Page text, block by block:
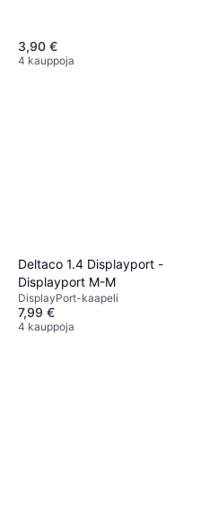
3,90 €
4 kauppoja
Deltaco 1.4 Displayport -
Displayport M-M
DisplayPort-kaapeli
7,99 €
4 kauppoja